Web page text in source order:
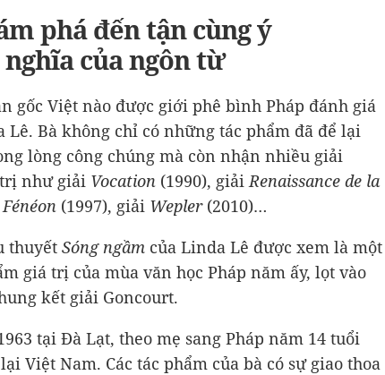
phá đến tận cùng ý
nghĩa của ngôn từ
gốc Việt nào được giới phê bình Pháp đánh giá
Lê. Bà không chỉ có những tác phẩm đã để lại
lòng công chúng mà còn nhận nhiều giải
như giải Vocation (1990), giảiRenaissance de la
Fénéon (1997), giải Wepler(2010)…
thuyết Sóng ngầm của Linda Lê được xem là một
giá trị của mùa văn học Pháp năm ấy, lọt vào
kết giải Goncourt.
tại Đà Lạt, theo mẹ sang Pháp năm 14 tuổi
Việt Nam. Các tác phẩm của bà có sự giao thoa